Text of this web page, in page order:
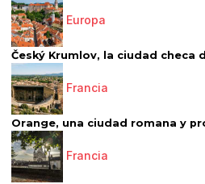
Europa
Český Krumlov, la ciudad checa
Francia
Orange, una ciudad romana y
Francia